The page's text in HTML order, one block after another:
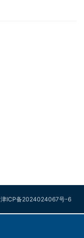
津ICP备2024024067号-6